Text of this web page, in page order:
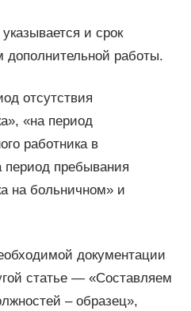
и срок
дополнительной работы.
отсутствия
«на период
работника в
период пребывания
на больничном» и
документации
статье — «Составляем
– образец»,